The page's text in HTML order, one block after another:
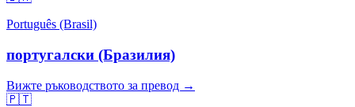
Português (Brasil)
португалски (Бразилия)
Вижте ръководството за превод →
🇵🇹